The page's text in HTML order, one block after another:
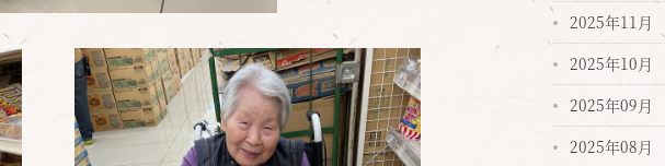
2025年11月
2025年10月
2025年09月
2025年08月